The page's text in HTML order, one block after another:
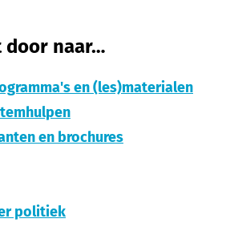
door naar…
en (les)materialen
en brochures
politiek